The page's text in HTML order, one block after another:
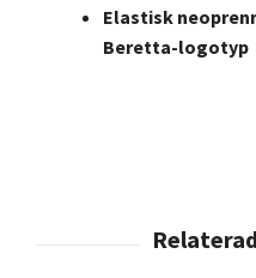
Elastisk
Beretta-logotyp